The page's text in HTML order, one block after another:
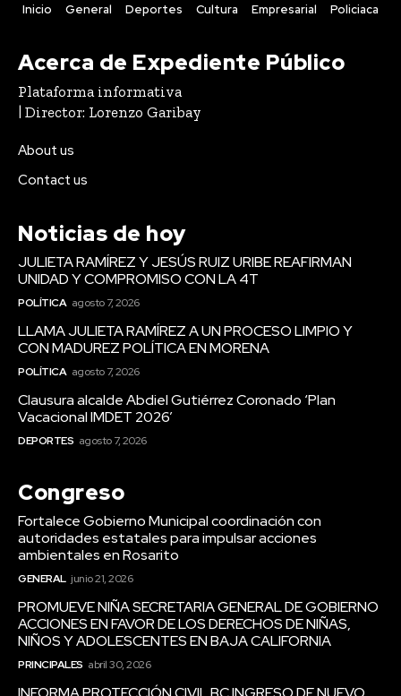
Inicio General Deportes Cultura Empresarial Policiaca
Acerca de Expediente Público
Plataforma informativa
| Director: Lorenzo Garibay
About us
Contact us
Noticias de hoy
JULIETA RAMÍREZ Y JESÚS RUIZ URIBE REAFIRMAN
UNIDAD Y COMPROMISO CON LA 4T
POLÍTICA agosto 7, 2026
LLAMA JULIETA RAMÍREZ A UN PROCESO LIMPIO Y
CON MADUREZ POLÍTICA EN MORENA
POLÍTICA agosto 7, 2026
Clausura alcalde Abdiel Gutiérrez Coronado ‘Plan
Vacacional IMDET 2026’
DEPORTES agosto 7, 2026
Congreso
Fortalece Gobierno Municipal coordinación con
autoridades estatales para impulsar acciones
ambientales en Rosarito
GENERAL junio 21, 2026
PROMUEVE NIÑA SECRETARIA GENERAL DE GOBIERNO
ACCIONES EN FAVOR DE LOS DERECHOS DE NIÑAS,
NIÑOS Y ADOLESCENTES EN BAJA CALIFORNIA
PRINCIPALES abril 30, 2026